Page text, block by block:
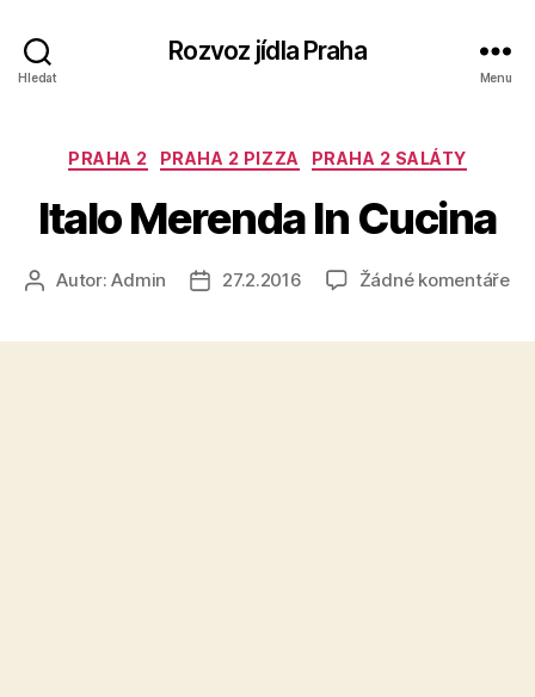
Hledat
Rozvoz jídla Praha
Menu
Rubriky
PRAHA 2 PRAHA 2 PIZZA PRAHA 2 SALÁTY
Italo Merenda In Cucina
AutorAutor:Admin
Datum
27.2.2016 Žádné komentářeu